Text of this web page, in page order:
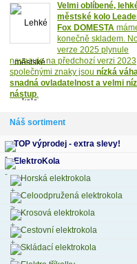
Velmi oblíbené,
městské kolo
Fox DOMESTA
konečně skladem.
verze 2025 plynule
navazuje na předchozí verzi
společnými znaky jsou nízká
snadná ovladatelnost a velmi
nástup.
Náš sortiment
TOP výprodej - extra slevy!
ElektroKola
Horská elektrokola
Celoodpružená elektrokola
Krosová elektrokola
Cestovní elektrokola
Skládací elektrokola